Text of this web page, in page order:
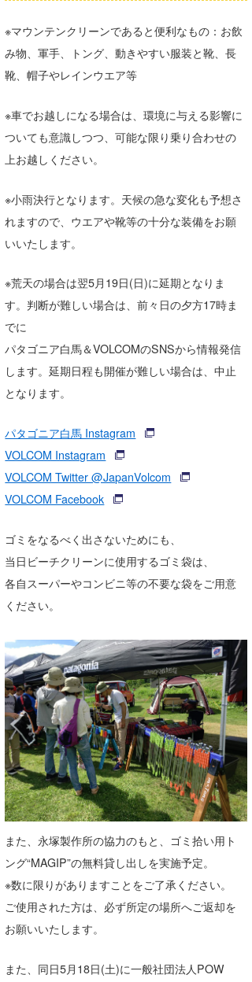
※マウンテンクリーンであると便利なもの：お飲
み物、軍手、トング、動きやすい服装と靴、長
靴、帽子やレインウエア等
※車でお越しになる場合は、環境に与える影響に
ついても意識しつつ、可能な限り乗り合わせの
上お越しください。
※小雨決行となります。天候の急な変化も予想さ
れますので、ウエアや靴等の十分な装備をお願
いいたします。
※荒天の場合は翌5月19日(日)に延期となりま
す。判断が難しい場合は、前々日の夕方17時ま
でに
パタゴニア白馬＆VOLCOMのSNSから情報発信
します。延期日程も開催が難しい場合は、中止
となります。
パタゴニア白馬 Instagram
VOLCOM Instagram
VOLCOM Twitter @JapanVolcom
VOLCOM Facebook
ゴミをなるべく出さないためにも、
当日ビーチクリーンに使用するゴミ袋は、
各自スーパーやコンビニ等の不要な袋をご用意
ください。
また、永塚製作所の協力のもと、ゴミ拾い用ト
ング“MAGIP”の無料貸し出しを実施予定。
※数に限りがありますことをご了承ください。
ご使用された方は、必ず所定の場所へご返却を
お願いいたします。
また、同日5月18日(土)に一般社団法人POW